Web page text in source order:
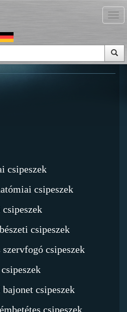
csipeszek
csipeszek
csipeszek
csipeszek
szervfogó csipeszek
bajonet csipeszek
csipeszek